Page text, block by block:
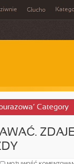
Głucho
Category